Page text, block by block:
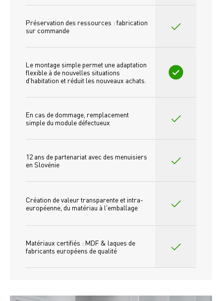
Préservation des ressources : fabrication
sur commande
Le montage simple permet une adaptation
flexible à de nouvelles situations
d'habitation et réduit les nouveaux achats.
En cas de dommage, remplacement
simple du module défectueux
12 ans de partenariat avec des menuisiers
en Slovénie
Création de valeur transparente et intra-
européenne, du matériau à l'emballage
Matériaux certifiés : MDF & laques de
fabricants européens de qualité